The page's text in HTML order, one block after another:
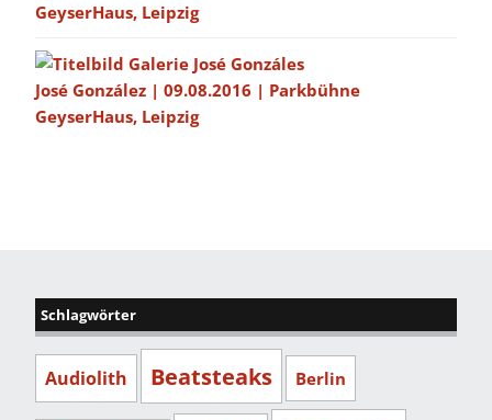
GeyserHaus, Leipzig
José González | 09.08.2016 | Parkbühne
GeyserHaus, Leipzig
Schlagwörter
Audiolith Beatsteaks Berlin